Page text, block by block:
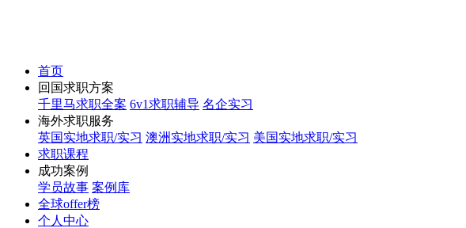
首页
回国求职方案
千里马求职全案 6v1求职辅导 名企实习
海外求职服务
英国实地求职/实习 澳洲实地求职/实习 美国实地求职/实习
求职课程
成功案例
学员故事 案例库
全球offer榜
个人中心